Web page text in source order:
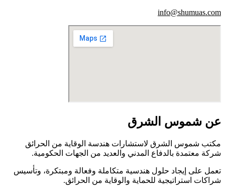
info@shumuas.com
عن شموس الشرق
مكتب شموس الشرق لاستشارات هندسة الوقاية من الحرائق
شركة معتمدة بالدفاع المدني والعديد من الجهات الحكومية.
تعمل على إيجاد حلول هندسية متكاملة وفعالة ومبتكرة، وتأسيس
شراكات استراتيجية للحماية والوقاية من الحرائق.